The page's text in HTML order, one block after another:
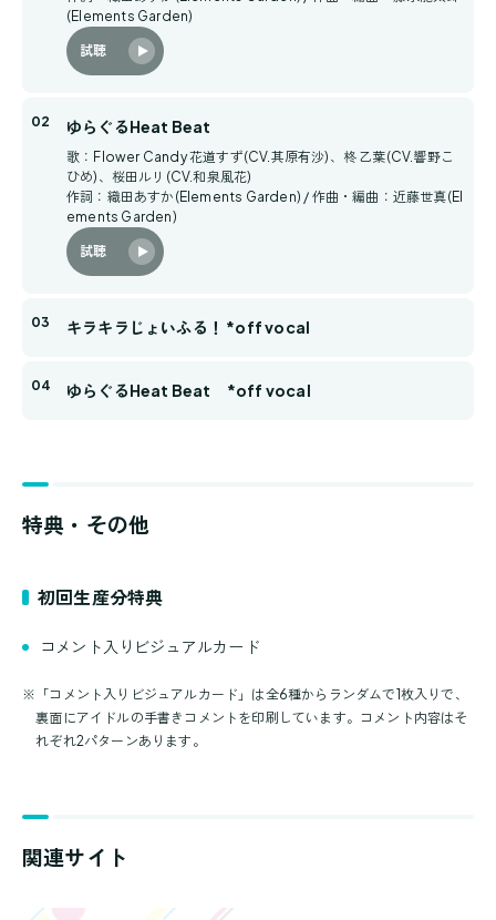
(Elements Garden)
試聴
ゆらぐるHeat Beat
歌：Flower Candy 花道すず(CV.其原有沙)、柊 乙葉(CV.響野こ
ひめ)、桜田ルリ(CV.和泉風花)
作詞：織田あすか(Elements Garden) / 作曲・編曲：近藤世真(El
ements Garden)
試聴
キラキラじょいふる！ *off vocal
ゆらぐるHeat Beat *off vocal
特典・その他
初回生産分特典
コメント入りビジュアルカード
※ 「コメント入りビジュアルカード」は全6種からランダムで1枚入りで、
裏面にアイドルの手書きコメントを印刷しています。コメント内容はそ
れぞれ2パターンあります。
関連サイト